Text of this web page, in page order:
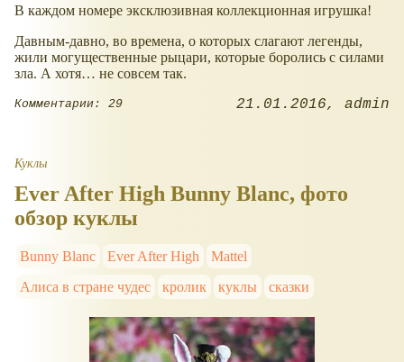
В каждом номере эксклюзивная коллекционная игрушка!
Давным-давно, во времена, о которых слагают легенды,
жили могущественные рыцари, которые боролись с силами
зла. А хотя… не совсем так.
Комментарии: 29 21.01.2016 admin
Куклы
Ever After High Bunny Blanc, фото
обзор куклы
Bunny Blanc Ever After High
Mattel
Алиса в стране чудес
кролик куклы сказки